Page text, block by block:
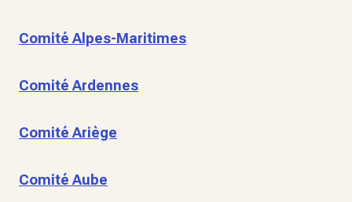
Comité Alpes-Maritimes
Comité Ardennes
Comité Ariège
Comité Aube